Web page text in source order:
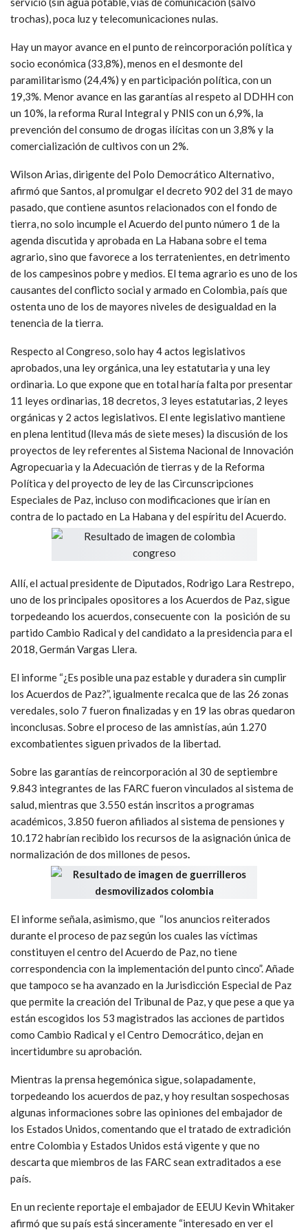
trochas), poca luz y telecomunicaciones nulas.
Hay un mayor avance en el punto de reincorporación política y
socio económica (33,8%), menos en el desmonte del
paramilitarismo (24,4%) y en participación política, con un
19,3%. Menor avance en las garantías al respeto al DDHH con
un 10%, la reforma Rural Integral y PNIS con un 6,9%, la
prevención del consumo de drogas ilícitas con un 3,8% y la
comercialización de cultivos con un 2%.
Wilson Arias, dirigente del Polo Democrático Alternativo,
afirmó que Santos, al promulgar el decreto 902 del 31 de mayo
pasado, que contiene asuntos relacionados con el fondo de
tierra, no solo incumple el Acuerdo del punto número 1 de la
agenda discutida y aprobada en La Habana sobre el tema
agrario, sino que favorece a los terratenientes, en detrimento
de los campesinos pobre y medios. El tema agrario es uno de los
causantes del conflicto social y armado en Colombia, país que
ostenta uno de los de mayores niveles de desigualdad en la
tenencia de la tierra.
Respecto al Congreso, solo hay 4 actos legislativos
aprobados, una ley orgánica, una ley estatutaria y una ley
ordinaria. Lo que expone que en total haría falta por presentar
11 leyes ordinarias, 18 decretos, 3 leyes estatutarias, 2 leyes
orgánicas y 2 actos legislativos. El ente legislativo mantiene
en plena lentitud (lleva más de siete meses) la discusión de los
proyectos de ley referentes al Sistema Nacional de Innovación
Agropecuaria y la Adecuación de tierras y de la Reforma
Política y del proyecto de ley de las Circunscripciones
Especiales de Paz, incluso con modificaciones que irían en
contra de lo pactado en La Habana y del espíritu del Acuerdo.
Allí, el actual presidente de Diputados, Rodrigo Lara Restrepo,
uno de los principales opositores a los Acuerdos de Paz, sigue
torpedeando los acuerdos, consecuente con la posición de su
partido Cambio Radical y del candidato a la presidencia para el
2018, Germán Vargas Llera.
El informe “¿Es posible una paz estable y duradera sin cumplir
los Acuerdos de Paz?”, igualmente recalca que de las 26 zonas
veredales, solo 7 fueron finalizadas y en 19 las obras quedaron
inconclusas. Sobre el proceso de las amnistías, aún 1.270
excombatientes siguen privados de la libertad.
Sobre las garantías de reincorporación al 30 de septiembre
9.843 integrantes de las FARC fueron vinculados al sistema de
salud, mientras que 3.550 están inscritos a programas
académicos, 3.850 fueron afiliados al sistema de pensiones y
10.172 habrían recibido los recursos de la asignación única de
normalización de dos millones de pesos.
El informe señala, asimismo, que “los anuncios reiterados
durante el proceso de paz según los cuales las víctimas
constituyen el centro del Acuerdo de Paz, no tiene
correspondencia con la implementación del punto cinco”. Añade
que tampoco se ha avanzado en la Jurisdicción Especial de Paz
que permite la creación del Tribunal de Paz, y que pese a que ya
están escogidos los 53 magistrados las acciones de partidos
como Cambio Radical y el Centro Democrático, dejan en
incertidumbre su aprobación.
Mientras la prensa hegemónica sigue, solapadamente,
torpedeando los acuerdos de paz, y hoy resultan sospechosas
algunas informaciones sobre las opiniones del embajador de
los Estados Unidos, comentando que el tratado de extradición
entre Colombia y Estados Unidos está vigente y que no
descarta que miembros de las FARC sean extraditados a ese
país.
En un reciente reportaje el embajador de EEUU Kevin Whitaker
afirmó que su país está sinceramente “interesado en ver el